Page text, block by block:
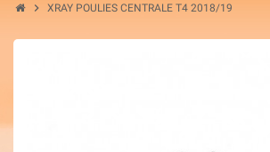
chevron_right XRAY POULIES CENTRALE T4 2018/19